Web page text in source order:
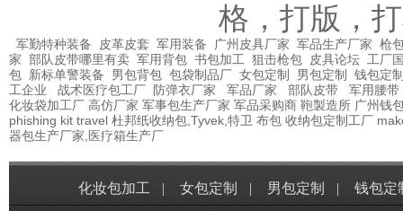
格，打版，
军勤特种装备 皮革皮套 军用装备 广州皮具厂家 军品生产厂家 枪
家 部队皮带哪里有卖 军用背包 书包加工 狙击枪包 皮具论坛 工厂
包 新标单警装备 男包背包 包袋制品厂 女包定制 男包定制
钱包定
工企业
战术医疗包工厂 防弹衣厂家 军品厂家 部队皮带
军用腰带
化妆袋加工厂 高仿厂家 军事包生产厂家 军品采购商 鞄製造所 广州钱
phishing kit travel 杜邦纸收纳包,Tyvek,特卫 布包 收纳包定制工厂
器包生产厂家,医疗箱生产厂
化妆包加工 | 女包定制 | 男包定制 | 钱包定